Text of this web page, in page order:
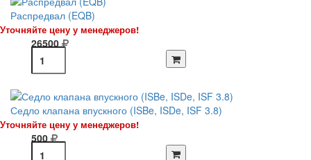
Распредвал (EQB)
Уточняйте цену у менеджеров!
26500
Седло клапана впускного (ISBe, ISDe, ISF 3.8)
Уточняйте цену у менеджеров!
500